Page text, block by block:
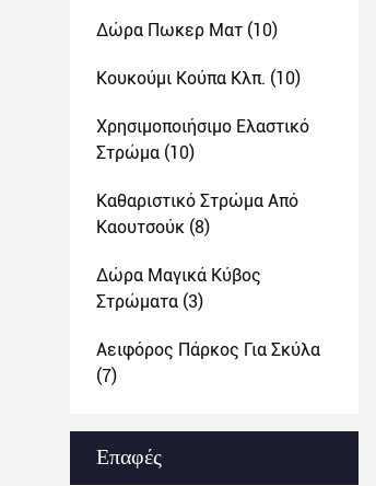
Δώρα Πωκερ Ματ (10)
Κουκούμι Κούπα Κλπ. (10)
Χρησιμοποιήσιμο Ελαστικό
Στρώμα (10)
Καθαριστικό Στρώμα Από
Καουτσούκ (8)
Δώρα Μαγικά Κύβος
Στρώματα (3)
Αειφόρος Πάρκος Για Σκύλα
(7)
Επαφές